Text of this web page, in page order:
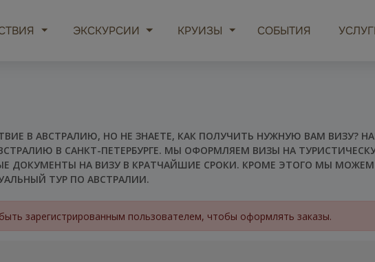
ЭКСКУРСИИ КРУИЗЫ СОБЫТИЯ
В АВСТРАЛИЮ, НО НЕ ЗНАЕТЕ, КАК ПОЛУЧИТЬ НУЖНУЮ ВАМ ВИЗУ?
В САНКТ-ПЕТЕРБУРГЕ. МЫ ОФОРМЛЯЕМ ВИЗЫ НА
ДОКУМЕНТЫ НА ВИЗУ В КРАТЧАЙШИЕ СРОКИ. КРОМЕ ЭТОГО МЫ
ТУР ПО АВСТРАЛИИ.
зарегистрированным пользователем, чтобы оформлять заказы.